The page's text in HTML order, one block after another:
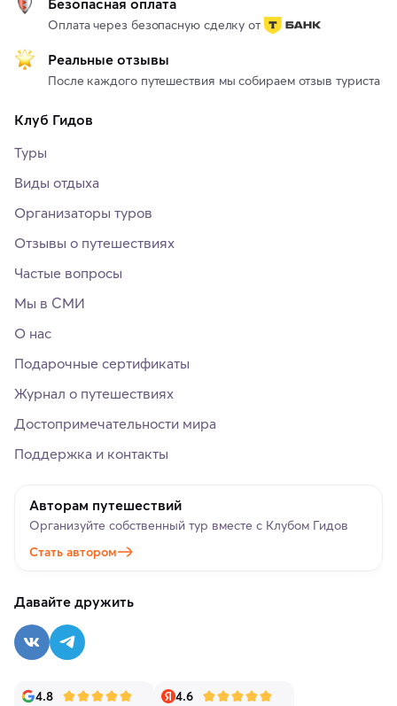
Оплата через безопасную сделку от
Реальные отзывы
После каждого путешествия мы собираем отзыв туриста
Клуб Гидов
Туры
Виды отдыха
Организаторы туров
Отзывы о путешествиях
Частые вопросы
Мы в СМИ
О нас
Подарочные сертификаты
Журнал о путешествиях
Достопримечательности мира
Поддержка и контакты
Авторам путешествий
Организуйте собственный тур вместе с Клубом Гидов
Стать автором
Давайте дружить
4.8 4.6